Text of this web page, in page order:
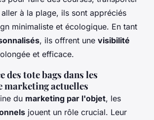
à la plage, ils sont appréciés
minimaliste et écologique. En tant
, ils offrent une visibilité
et efficace.
des tote bags dans les
marketing actuelles
du marketing par l'objet, les
jouent un rôle crucial. Leur